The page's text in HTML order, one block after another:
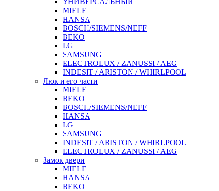
УНИВЕРСАЛЬНЫЙ
MIELE
HANSA
BOSCH/SIEMENS/NEFF
BEKO
LG
SAMSUNG
ELECTROLUX / ZANUSSI / AEG
INDESIT / ARISTON / WHIRLPOOL
Люк и его части
MIELE
BEKO
BOSCH/SIEMENS/NEFF
HANSA
LG
SAMSUNG
INDESIT / ARISTON / WHIRLPOOL
ELECTROLUX / ZANUSSI / AEG
Замок двери
MIELE
HANSA
BEKO